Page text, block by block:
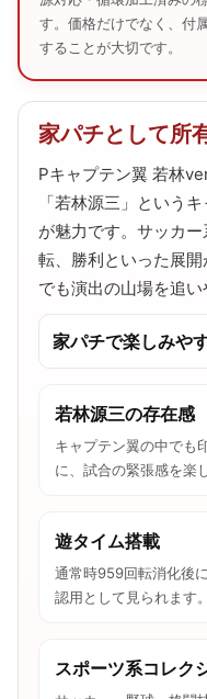
す。価格だけでなく、付
することが大切です。
家パチとして所
Pキャプテン翼 若林
「若林源三」という
が魅力です。サッカ
転、勝利といった展
でも演出の山場を追い
家パチで楽しみや
若林源三の存在感
キャプテン翼の中でも
に、試合の緊張感を楽
遊タイム搭載
通常時959回転消化後
認用として見られます。
スポーツ系コレク